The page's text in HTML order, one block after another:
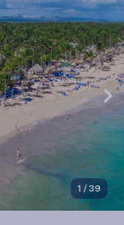
1 / 39